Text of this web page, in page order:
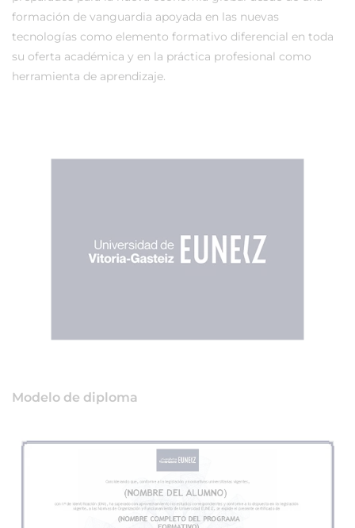
formación de vanguardia apoyada en las nuevas
tecnologías como elemento formativo diferencial en toda
su oferta académica y en la práctica profesional como
herramienta de aprendizaje.
Modelo de diploma